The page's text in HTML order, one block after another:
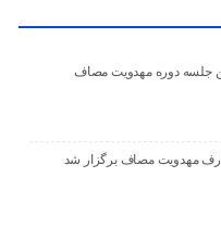
جلسه دوره مهدویت مصاف
مهدویت مصاف برگزار شد